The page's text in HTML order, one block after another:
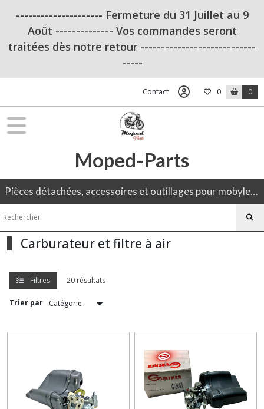
--------------------- Fermeture du 31 Juillet au 9
Août -------------- Vos commandes seront
traitées dès notre retour ----------------------------
-----
Contact 0 0
Moped-Parts
Pièces détachées, accessoires et outillages pour mobylette, 50CC, moto ancienne.
Carburateur et filtre à air
Filtres 20 résultats
Trier par
FILTRES
Peugeot
103
Admission
(19)
Amortisseurs
(31)
Autocollant
sticker